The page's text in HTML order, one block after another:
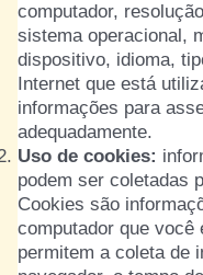
computador,
sistema operacional,
dispositivo, idioma,
Internet que está
informações para
adequadamente.
Uso de cookies:
podem ser coletadas
Cookies são
computador que
permitem a coleta de